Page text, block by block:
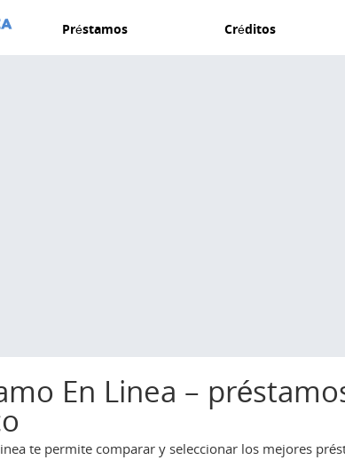
Préstamos Créditos
En Linea –
te permite comparar y seleccionar los mejores